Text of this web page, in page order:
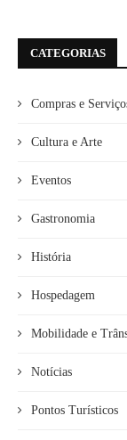
CATEGORIAS
Compras e
Cultura e Arte
Eventos
Gastronomia
História
Hospedagem
Mobilidade e
Notícias
Pontos Turísticos